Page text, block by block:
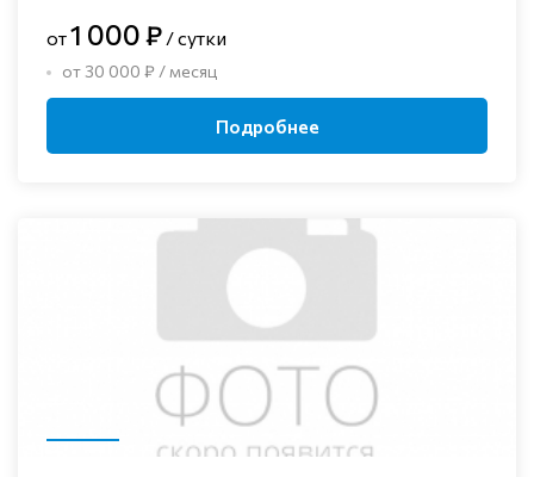
от1 000 ₽ / сутки
от 30 000 ₽ / месяц
Подробнее